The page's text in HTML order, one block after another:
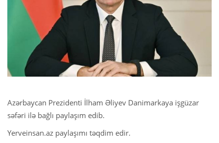
Azərbaycan Prezidenti İlham Əliyev Danimarkaya işgüzar
səfəri ilə bağlı paylaşım edib.
Yerveinsan.az paylaşımı təqdim edir.